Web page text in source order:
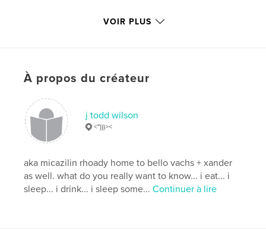
VOIR PLUS
À propos du créateur
j todd wilson
<")))><
aka micazilin rhoady home to bello vachs + xander
as well. what do you really want to know... i eat... i
sleep... i drink... i sleep some...Continuer à lire